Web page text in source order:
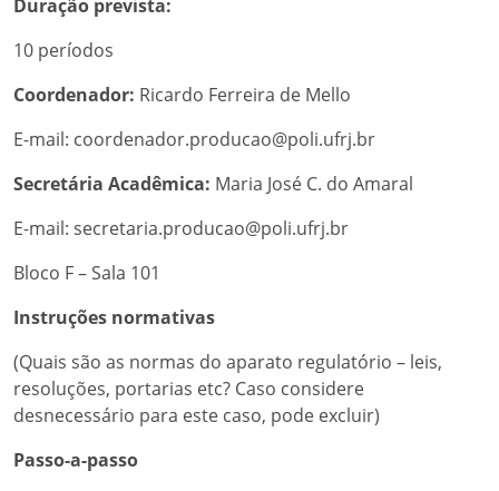
Duração prevista:
10 períodos
Coordenador: Ricardo Ferreira de Mello
E-mail: coordenador.producao@poli.ufrj.br
Secretária Acadêmica: Maria José C. do Amaral
E-mail: secretaria.producao@poli.ufrj.br
Bloco F – Sala 101
Instruções normativas
(Quais são as normas do aparato regulatório – leis,
resoluções, portarias etc? Caso considere
desnecessário para este caso, pode excluir)
Passo-a-passo